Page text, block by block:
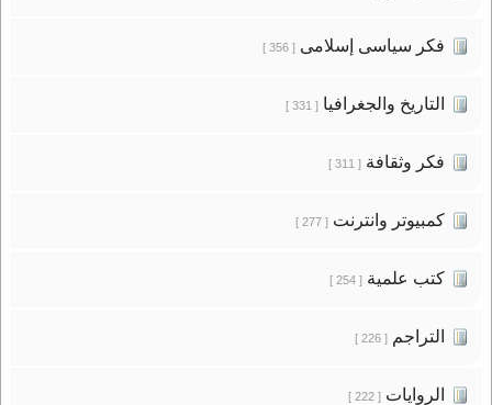
فكر سياسى إسلامى[ 356 ]
التاريخ والجغرافيا[ 331 ]
فكر وثقافة[ 311 ]
كمبيوتر وانترنت[ 277 ]
كتب علمية[ 254 ]
التراجم[ 226 ]
الروايات[ 222 ]